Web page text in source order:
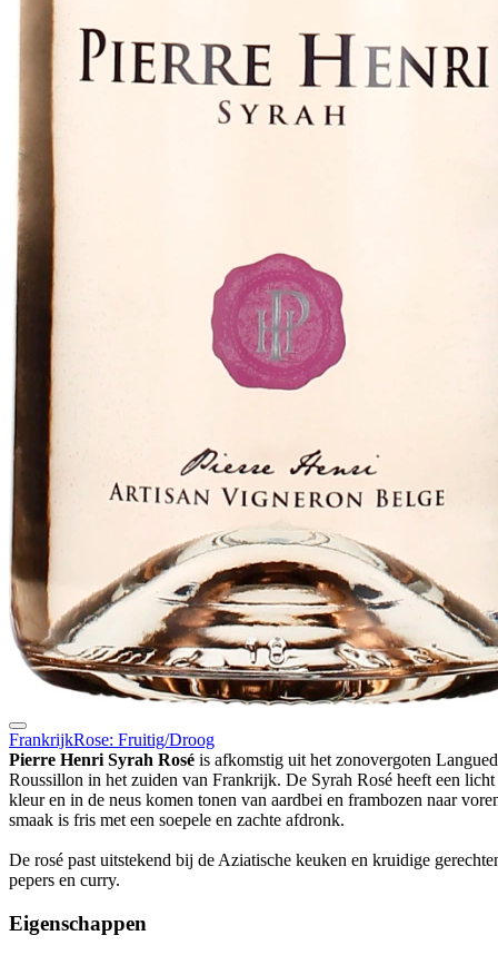
FrankrijkRose: Fruitig/Droog
Pierre Henri Syrah Rosé is afkomstig uit het zonovergoten
Roussillon in het zuiden van Frankrijk. De Syrah Rosé heeft een licht
kleur en in de neus komen tonen van aardbei en frambozen naar
smaak is fris met een soepele en zachte afdronk.
De rosé past uitstekend bij de Aziatische keuken en kruidige
pepers en curry.
Eigenschappen